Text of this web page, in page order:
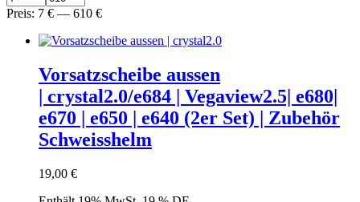
Preis: 7 € — 610 €
Vorsatzscheibe aussen
| crystal2.0/e684 | Vegaview2.5| e680|
e670 | e650 | e640 (2er Set) | Zubehör
Schweisshelm
19,00 €